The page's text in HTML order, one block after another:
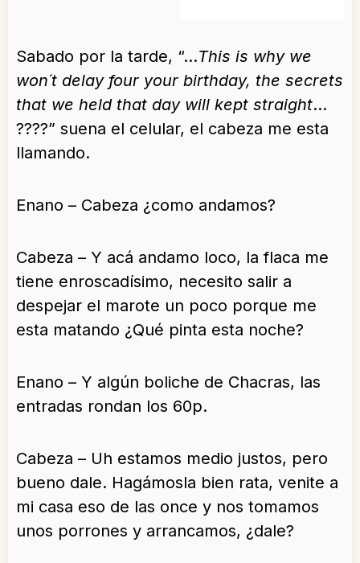
Sabado por la tarde, “…This is why we
won´t delay four your birthday, the secrets
that we held that day will kept straight…
????” suena el celular, el cabeza me esta
llamando.
Enano – Cabeza ¿como andamos?
Cabeza – Y acá andamo loco, la flaca me
tiene enroscadísimo, necesito salir a
despejar el marote un poco porque me
esta matando ¿Qué pinta esta noche?
Enano – Y algún boliche de Chacras, las
entradas rondan los 60p.
Cabeza – Uh estamos medio justos, pero
bueno dale. Hagámosla bien rata, venite a
mi casa eso de las once y nos tomamos
unos porrones y arrancamos, ¿dale?